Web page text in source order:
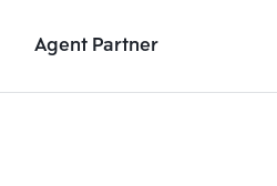
Agent Partner
รายละเอียดยูนิต